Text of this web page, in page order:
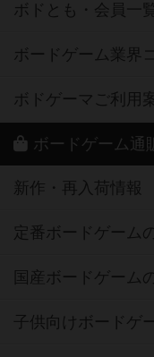
ボドとも・会員一覧
ボードゲーム業界
ボドゲーマご利用
ボードゲーム通
新作・再入荷情報
定番ボードゲーム
国産ボードゲーム
子供向けボードゲ